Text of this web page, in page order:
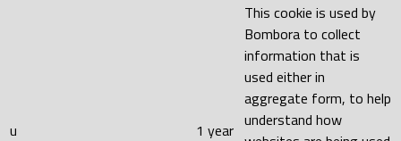
u 1 year
This cookie is used by
Bombora to collect
information that is
used either in
aggregate form, to help
understand how